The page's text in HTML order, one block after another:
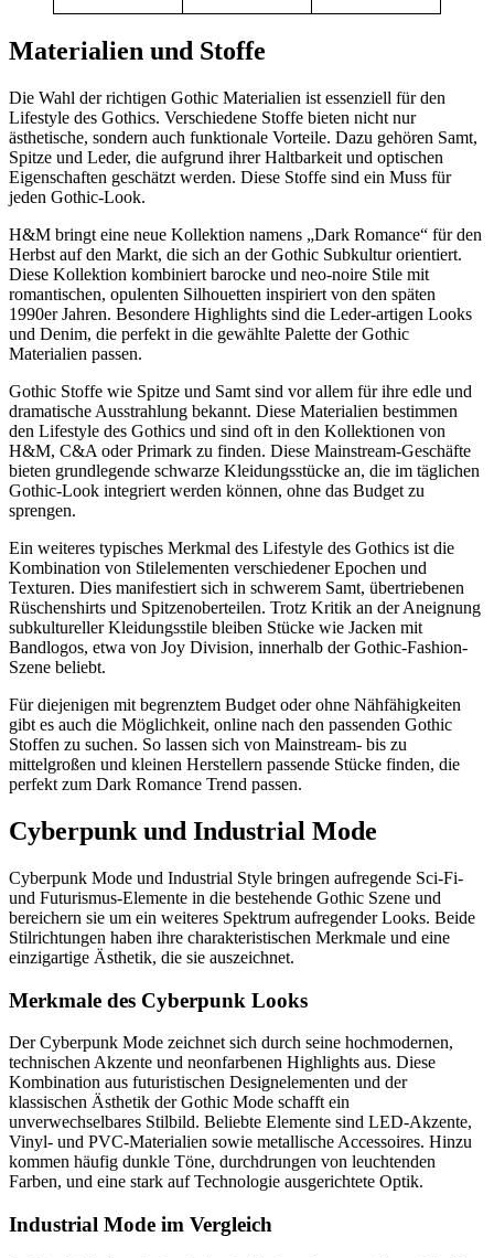
Materialien und Stoffe
Die Wahl der richtigen Gothic Materialien ist essenziell für den
Lifestyle des Gothics. Verschiedene Stoffe bieten nicht nur
ästhetische, sondern auch funktionale Vorteile. Dazu gehören Samt,
Spitze und Leder, die aufgrund ihrer Haltbarkeit und optischen
Eigenschaften geschätzt werden. Diese Stoffe sind ein Muss für
jeden Gothic-Look.
H&M bringt eine neue Kollektion namens „Dark Romance“ für den
Herbst auf den Markt, die sich an der Gothic Subkultur orientiert.
Diese Kollektion kombiniert barocke und neo-noire Stile mit
romantischen, opulenten Silhouetten inspiriert von den späten
1990er Jahren. Besondere Highlights sind die Leder-artigen Looks
und Denim, die perfekt in die gewählte Palette der Gothic
Materialien passen.
Gothic Stoffe wie Spitze und Samt sind vor allem für ihre edle und
dramatische Ausstrahlung bekannt. Diese Materialien bestimmen
den Lifestyle des Gothics und sind oft in den Kollektionen von
H&M, C&A oder Primark zu finden. Diese Mainstream-Geschäfte
bieten grundlegende schwarze Kleidungsstücke an, die im täglichen
Gothic-Look integriert werden können, ohne das Budget zu
sprengen.
Ein weiteres typisches Merkmal des Lifestyle des Gothics ist die
Kombination von Stilelementen verschiedener Epochen und
Texturen. Dies manifestiert sich in schwerem Samt, übertriebenen
Rüschenshirts und Spitzenoberteilen. Trotz Kritik an der Aneignung
subkultureller Kleidungsstile bleiben Stücke wie Jacken mit
Bandlogos, etwa von Joy Division, innerhalb der Gothic-Fashion-
Szene beliebt.
Für diejenigen mit begrenztem Budget oder ohne Nähfähigkeiten
gibt es auch die Möglichkeit, online nach den passenden Gothic
Stoffen zu suchen. So lassen sich von Mainstream- bis zu
mittelgroßen und kleinen Herstellern passende Stücke finden, die
perfekt zum Dark Romance Trend passen.
Cyberpunk und Industrial Mode
Cyberpunk Mode und Industrial Style bringen aufregende Sci-Fi-
und Futurismus-Elemente in die bestehende Gothic Szene und
bereichern sie um ein weiteres Spektrum aufregender Looks. Beide
Stilrichtungen haben ihre charakteristischen Merkmale und eine
einzigartige Ästhetik, die sie auszeichnet.
Merkmale des Cyberpunk Looks
Der Cyberpunk Mode zeichnet sich durch seine hochmodernen,
technischen Akzente und neonfarbenen Highlights aus. Diese
Kombination aus futuristischen Designelementen und der
klassischen Ästhetik der Gothic Mode schafft ein
unverwechselbares Stilbild. Beliebte Elemente sind LED-Akzente,
Vinyl- und PVC-Materialien sowie metallische Accessoires. Hinzu
kommen häufig dunkle Töne, durchdrungen von leuchtenden
Farben, und eine stark auf Technologie ausgerichtete Optik.
Industrial Mode im Vergleich